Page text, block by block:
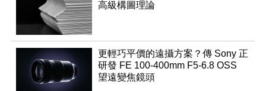
高級構圖理論
更輕巧平價的遠攝方案？傳 Sony 正
研發 FE 100-400mm F5-6.8 OSS
望遠變焦鏡頭